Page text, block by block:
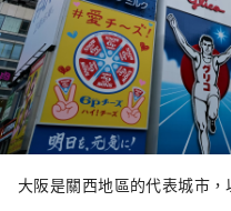
大阪是關西地區的代表城市，